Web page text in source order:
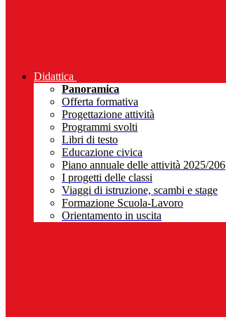
Didattica
Panoramica
Offerta formativa
Progettazione attività
Programmi svolti
Libri di testo
Educazione civica
Piano annuale delle attività 2025/206
I progetti delle classi
Viaggi di istruzione, scambi e stage
Formazione Scuola-Lavoro
Orientamento in uscita